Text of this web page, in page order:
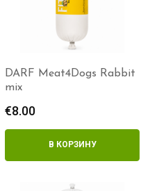
DARF Meat4Dogs Rabbit
mix
€8.00
В КОРЗИНУ